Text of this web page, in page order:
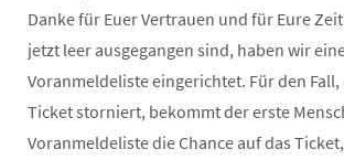
Danke für Euer Vertrauen und für Eure
jetzt leer ausgegangen sind, haben wir
Voranmeldeliste eingerichtet. Für den Fall,
Ticket storniert, bekommt der erste
Voranmeldeliste die Chance auf das